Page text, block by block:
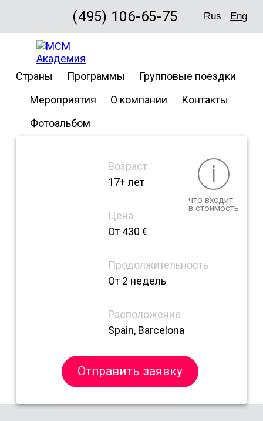
(495) 106-65-75 Rus Eng
Страны Программы
Групповые поездки
Мероприятия
О компании
Контакты
Фотоальбом
Don
Quijote
Возраст
17+ лет
i
что входит
в стоимость
Цена
От 430 €
Продолжительность
От 2 недель
Расположение
Spain, Barcelona
Отправить заявку